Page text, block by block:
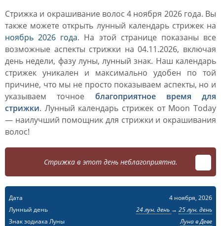
Стрижка и окрашивание волос 4 ноября 2026 года. Вы
также можете открыть лунный календарь стрижек на
ноябрь 2026 года. На этой странице показаны все
возможные аспекты стрижки на 04.11.2026, включая
день недели, фазу луны, лунный знак. Наш календарь
стрижек уникален и максимально удобен по той
причине, что мы не просто показываем аспекты, но и
указываем точное благоприятное время для
стрижки. Лунный календарь стрижек от Moon Today
— наилучший помощник для стрижки и окрашивания
волос!
Стрижка в этот день неблагоприятна.
Дата
4 ноября, 2026
Лунный день
24 лун. день → 25 лун. день
Знак зодиака Луны
Луна в Деве